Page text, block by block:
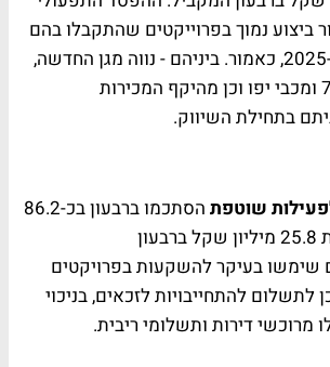
ביצוע נמוך בפרוייקטים שהתקבלו בהם
היתרי בניה בשנת -2025, כאמור. ביניהם - נווה מגן החדשה,
קרית אומנים בנין 7 ומכבי יפו וכן מהיקף המכירות
בתחילת השיווק.
שוטפת
הסתכמו ברבעון בכ-86.2
מיליון שקל, לעומת 25.8 מיליון שקל ברבעון
שימשו בעיקר להשקעות בפרויקטים
לתשלום להתחייבויות לזכאים, בניכוי
דירות ותשלומי ריבית.